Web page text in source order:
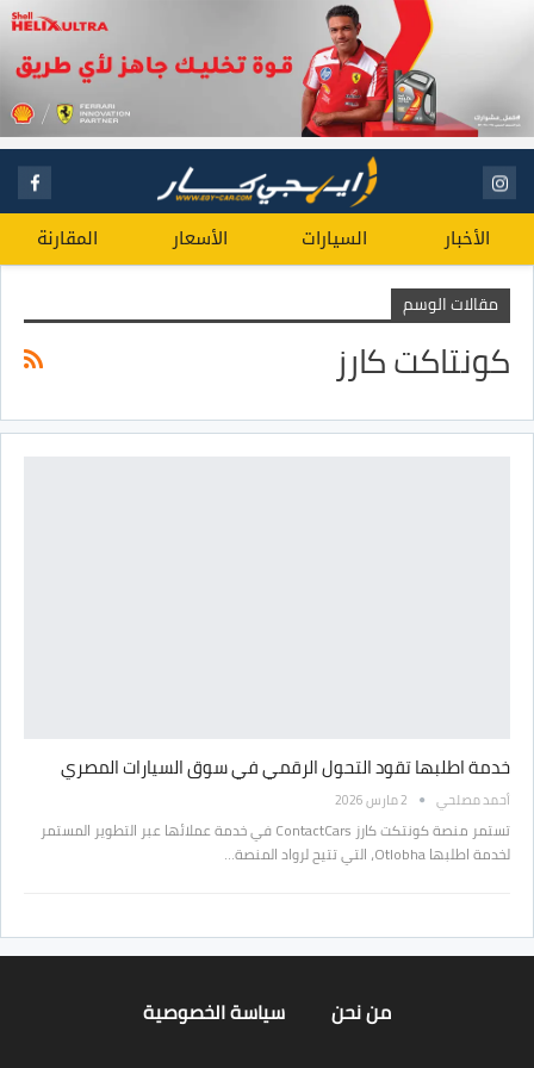
الأخبار السيارات الأسعار المقارنة
مقالات الوسم
كونتاكت كارز
خدمة اطلبها تقود التحول الرقمي في سوق السيارات المصري
أحمد مصلحي 2 مارس 2026
تستمر منصة كونتكت كارز ContactCars في خدمة عملائها عبر التطوير المستمر
لخدمة اطلبها Otlobha، التي تتيح لرواد المنصة…
من نحن سياسة الخصوصية